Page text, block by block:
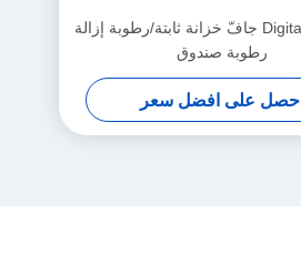
آلة تصوير Digital جافّ خزانة ثابتة/رطوبة إزالة
رطوبة صندوق
احصل على افضل سعر